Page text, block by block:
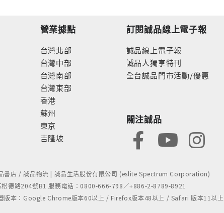
營業據點
台灣北部
台灣中部
台灣南部
台灣東部
香港
蘇州
東京
吉隆坡
訂閱誠品線上電子報
誠品線上電子報
誠品人獨享特刊
全台誠品門市活動/優惠
關注誠品
店 / 誠品物流 | 誠品生活股份有限公司 (eslite Spectrum Corporation)
德路204號B1 服務電話：0800-666-798／+886-2-8789-8921
版本：Google Chrome版本60以上 / Firefox版本48以上 / Safari 版本11以上